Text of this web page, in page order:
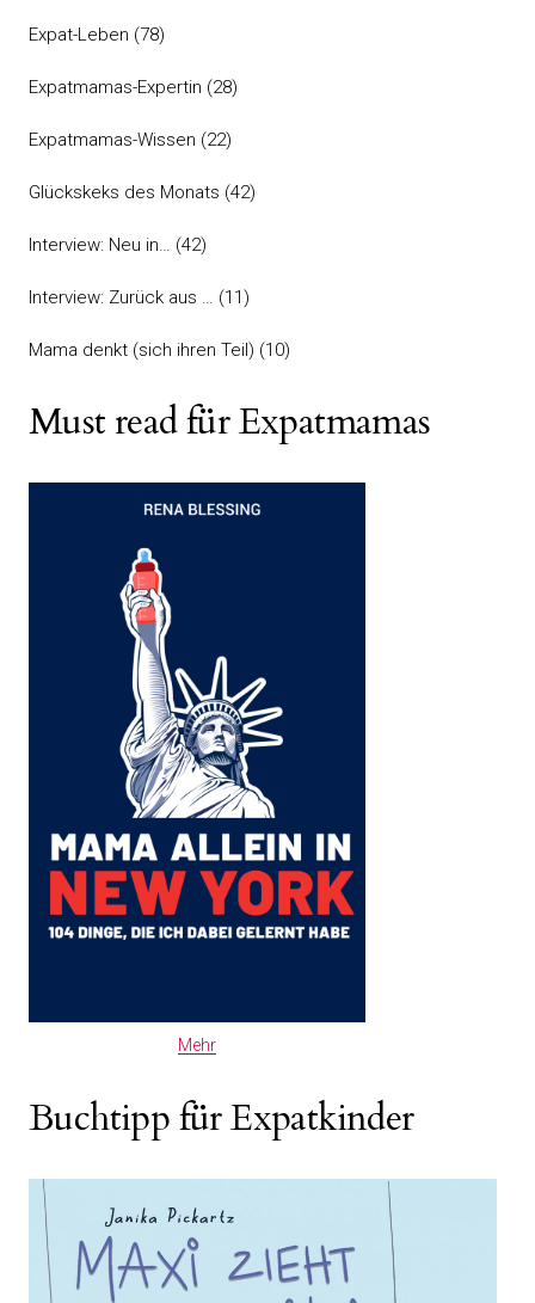
Expat-Leben (78)
Expatmamas-Expertin (28)
Expatmamas-Wissen (22)
Glückskeks des Monats (42)
Interview: Neu in… (42)
Interview: Zurück aus … (11)
Mama denkt (sich ihren Teil) (10)
Must read für Expatmamas
Mehr
Buchtipp für Expatkinder